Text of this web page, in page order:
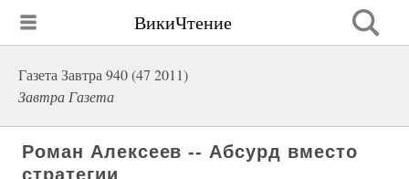
ВикиЧтение
Газета Завтра 940 (47 2011)
Завтра Газета
Роман Алексеев -- Абсурд вместо
стратегии